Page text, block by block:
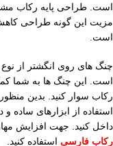
است. طراحی پایه رکاب
مزیت این گونه طراحی
است.
چنگ های روی انگشتر از
است. این چنگ ها به شما
رکاب سوار کنید. بدین
استفاده از ابزارهای
داخل کنید. جهت افزایش
رکاب فارسی استفاده کنید.